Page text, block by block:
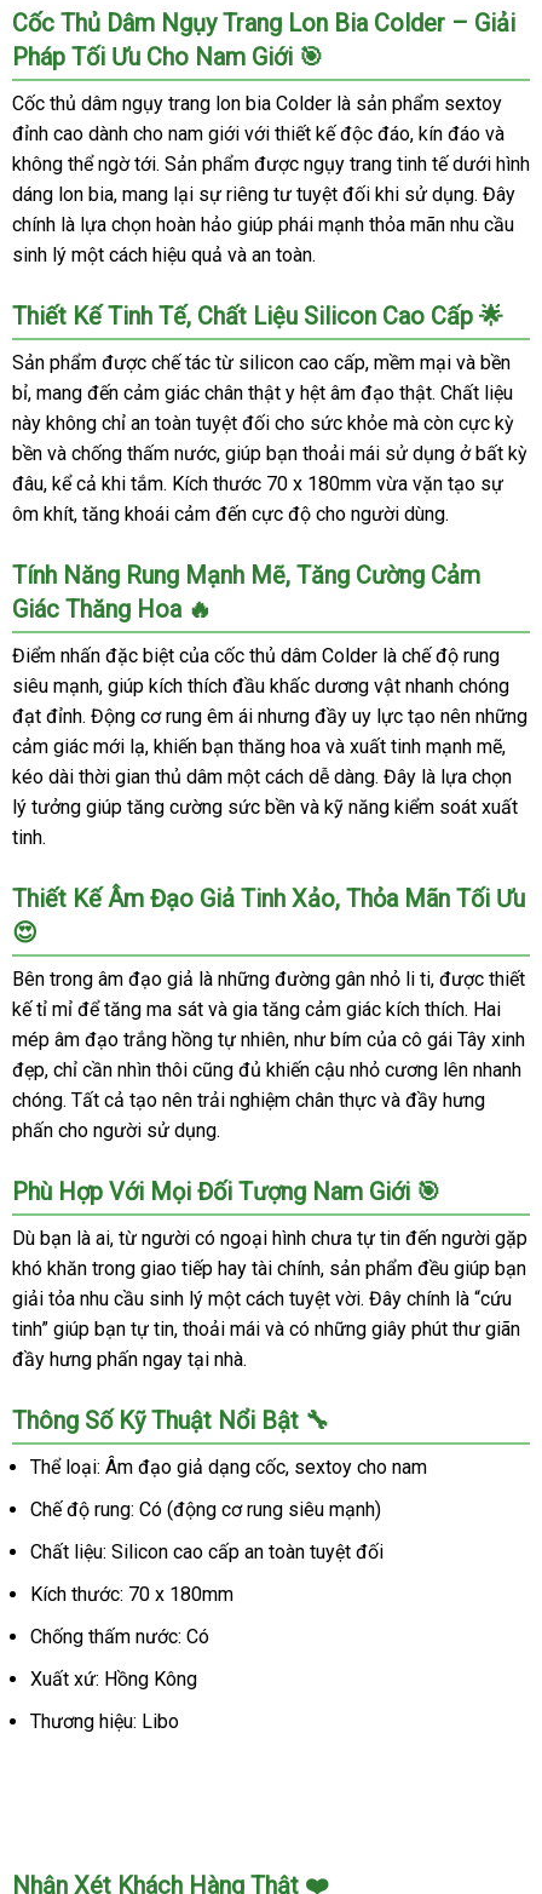
Cốc Thủ Dâm Ngụy Trang Lon Bia Colder – Giải
Pháp Tối Ưu Cho Nam Giới 🎯
Cốc thủ dâm ngụy trang lon bia Colder là sản phẩm sextoy
đỉnh cao dành cho nam giới với thiết kế độc đáo, kín đáo và
không thể ngờ tới. Sản phẩm được ngụy trang tinh tế dưới hình
dáng lon bia, mang lại sự riêng tư tuyệt đối khi sử dụng. Đây
chính là lựa chọn hoàn hảo giúp phái mạnh thỏa mãn nhu cầu
sinh lý một cách hiệu quả và an toàn.
Thiết Kế Tinh Tế, Chất Liệu Silicon Cao Cấp 🌟
Sản phẩm được chế tác từ silicon cao cấp, mềm mại và bền
bỉ, mang đến cảm giác chân thật y hệt âm đạo thật. Chất liệu
này không chỉ an toàn tuyệt đối cho sức khỏe mà còn cực kỳ
bền và chống thấm nước, giúp bạn thoải mái sử dụng ở bất kỳ
đâu, kể cả khi tắm. Kích thước 70 x 180mm vừa vặn tạo sự
ôm khít, tăng khoái cảm đến cực độ cho người dùng.
Tính Năng Rung Mạnh Mẽ, Tăng Cường Cảm
Giác Thăng Hoa 🔥
Điểm nhấn đặc biệt của cốc thủ dâm Colder là chế độ rung
siêu mạnh, giúp kích thích đầu khấc dương vật nhanh chóng
đạt đỉnh. Động cơ rung êm ái nhưng đầy uy lực tạo nên những
cảm giác mới lạ, khiến bạn thăng hoa và xuất tinh mạnh mẽ,
kéo dài thời gian thủ dâm một cách dễ dàng. Đây là lựa chọn
lý tưởng giúp tăng cường sức bền và kỹ năng kiểm soát xuất
tinh.
Thiết Kế Âm Đạo Giả Tinh Xảo, Thỏa Mãn Tối Ưu
😍
Bên trong âm đạo giả là những đường gân nhỏ li ti, được thiết
kế tỉ mỉ để tăng ma sát và gia tăng cảm giác kích thích. Hai
mép âm đạo trắng hồng tự nhiên, như bím của cô gái Tây xinh
đẹp, chỉ cần nhìn thôi cũng đủ khiến cậu nhỏ cương lên nhanh
chóng. Tất cả tạo nên trải nghiệm chân thực và đầy hưng
phấn cho người sử dụng.
Phù Hợp Với Mọi Đối Tượng Nam Giới 🎯
Dù bạn là ai, từ người có ngoại hình chưa tự tin đến người gặp
khó khăn trong giao tiếp hay tài chính, sản phẩm đều giúp bạn
giải tỏa nhu cầu sinh lý một cách tuyệt vời. Đây chính là “cứu
tinh” giúp bạn tự tin, thoải mái và có những giây phút thư giãn
đầy hưng phấn ngay tại nhà.
Thông Số Kỹ Thuật Nổi Bật 🔧
Thể loại: Âm đạo giả dạng cốc, sextoy cho nam
Chế độ rung: Có (động cơ rung siêu mạnh)
Chất liệu: Silicon cao cấp an toàn tuyệt đối
Kích thước: 70 x 180mm
Chống thấm nước: Có
Xuất xứ: Hồng Kông
Thương hiệu: Libo
Nhận Xét Khách Hàng Thật ❤️